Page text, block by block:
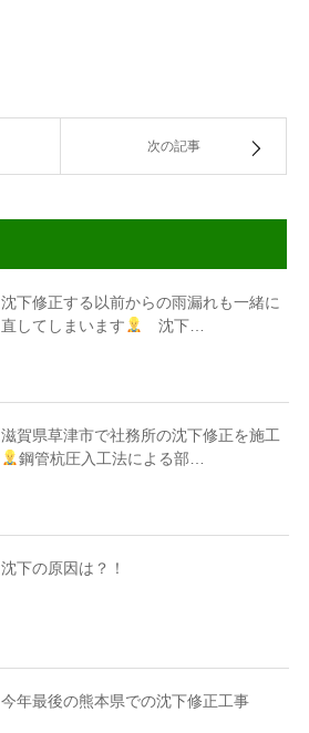
次の記事
沈下修正する以前からの雨漏れも一緒に
直してしまいます
沈下…
滋賀県草津市で社務所の沈下修正を施工
鋼管杭圧入工法による部…
沈下の原因は？！
今年最後の熊本県での沈下修正工事